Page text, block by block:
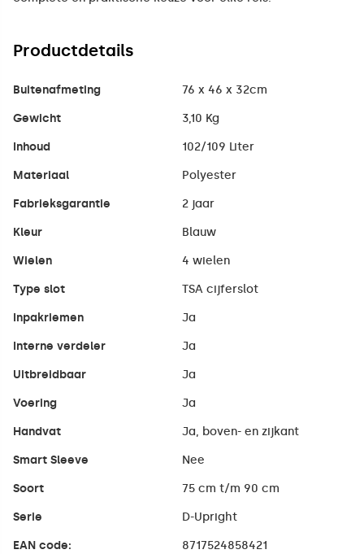
Productdetails
Buitenafmeting 76 x 46 x 32cm
Gewicht 3,10 Kg
Inhoud 102/109 Liter
Materiaal Polyester
Fabrieksgarantie 2 jaar
Kleur Blauw
Wielen 4 wielen
Type slot TSA cijferslot
Inpakriemen Ja
Interne verdeler Ja
Uitbreidbaar Ja
Voering Ja
Handvat Ja, boven- en zijkant
Smart Sleeve Nee
Soort 75 cm t/m 90 cm
Serie D-Upright
EAN code: 8717524858421